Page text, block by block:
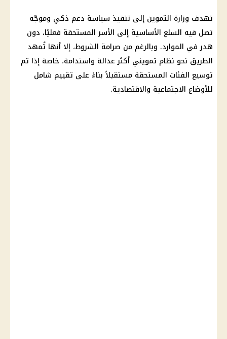
تهدف وزارة التموين إلى تنفيذ سياسة دعم ذكي وموجّه
تصل فيه السلع الأساسية إلى الأسر المستحقة فعليًا، دون
هدر في الموارد. وبالرغم من صرامة الشروط، إلا أنها تُمهد
الطريق نحو نظام تمويني أكثر عدالة واستدامة، خاصة إذا تم
توسيع الفئات المستحقة مستقبلاً بناءً على تقييم شامل
للأوضاع الاجتماعية والاقتصادية.